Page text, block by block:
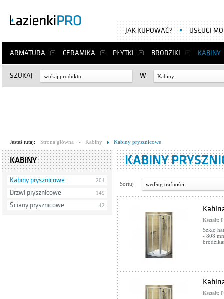
ARMATURA CERAMIKA PŁYTKI BRODZIKI KABINY
JAK KUPOWAĆ? USŁUGI
SZUKAJ W Kabiny
Jesteś tutaj: Strona główna Kabiny Kabiny prysznicowe
KABINY
Kabiny prysznicowe 204
Drzwi prysznicowe 149
Ściany prysznicowe 42
KABINY
Sortuj według trafności
Kształt:
Szkło
- 808
Kształt: